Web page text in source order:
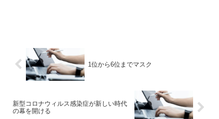
1位から6位までマスク
新型コロナウィルス感染症が新しい時代
の幕を開ける